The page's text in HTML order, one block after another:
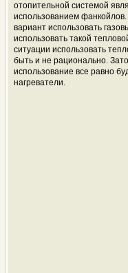
отопительной системой
использованием
вариант использовать
использовать такой
ситуации использовать
быть и не рационально.
использование все равно
нагреватели.